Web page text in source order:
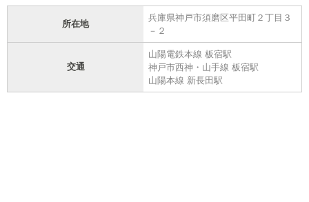
所在地
兵庫県神戸市須磨区平田町２丁目３
－２
交通
山陽電鉄本線 板宿駅
神戸市西神・山手線 板宿駅
山陽本線 新長田駅